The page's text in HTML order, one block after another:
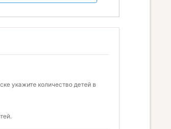
укажите количество детей в